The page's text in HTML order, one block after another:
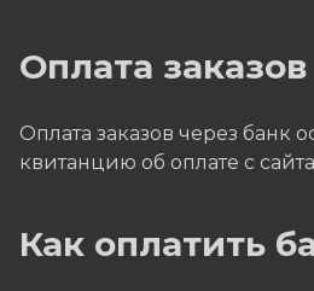
Оплата
Оплата заказов через банк
квитанцию об оплате с
Как оплатить